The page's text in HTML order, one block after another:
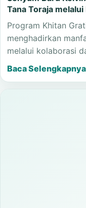
Tana Toraja
Program Khitan
menghadirkan
melalui kolaborasi
Baca Selengkapnya